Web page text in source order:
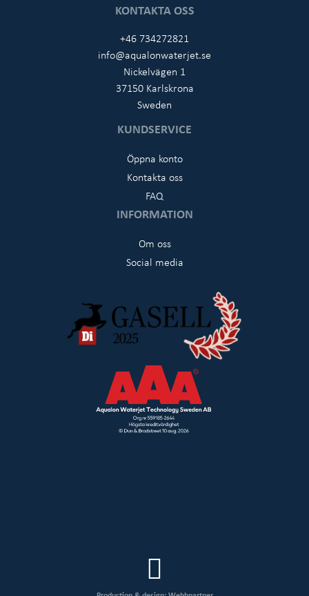
KONTAKTA OSS
+46 734272821
info@aqualonwaterjet.se
Nickelvägen 1
37150 Karlskrona
Sweden
KUNDSERVICE
Öppna konto
Kontakta oss
FAQ
INFORMATION
Om oss
Social media